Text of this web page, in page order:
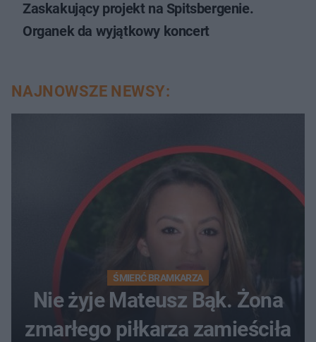
Zaskakujący projekt na Spitsbergenie.
Organek da wyjątkowy koncert
NAJNOWSZE NEWSY:
ŚMIERĆ BRAMKARZA
Nie żyje Mateusz Bąk. Żona
zmarłego piłkarza zamieściła